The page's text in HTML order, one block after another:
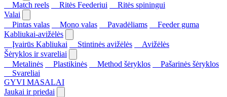
Match reels
Ritės Feederiui
Ritės spiningui
Valai
Pintas valas
Mono valas Pavadėliams
Feeder guma
Kabliukai-avižėlės
Įvairūs Kabliukai
Stintinės avižėlės
Avižėlės
Šėryklos ir svareliai
Metalinės
Plastikinės Method šėryklos
Pašarinės šėryklos
Svareliai
GYVI MASALAI
Jaukai ir priedai